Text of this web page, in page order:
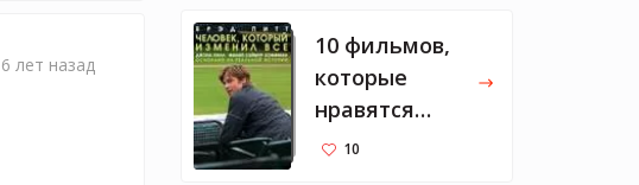
лет назад
10 фильмов,
которые
нравятся
Марку
10